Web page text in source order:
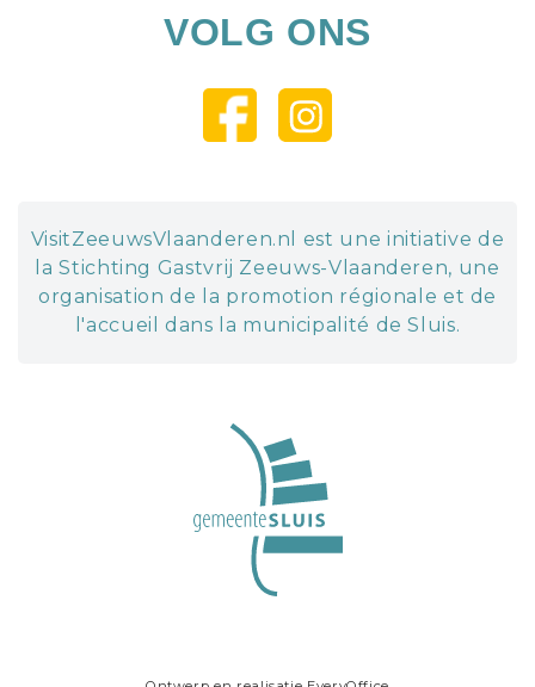
VOLG ONS
VisitZeeuwsVlaanderen.nl est une initiative de
la Stichting Gastvrij Zeeuws-Vlaanderen, une
organisation de la promotion régionale et de
l'accueil dans la municipalité de Sluis.